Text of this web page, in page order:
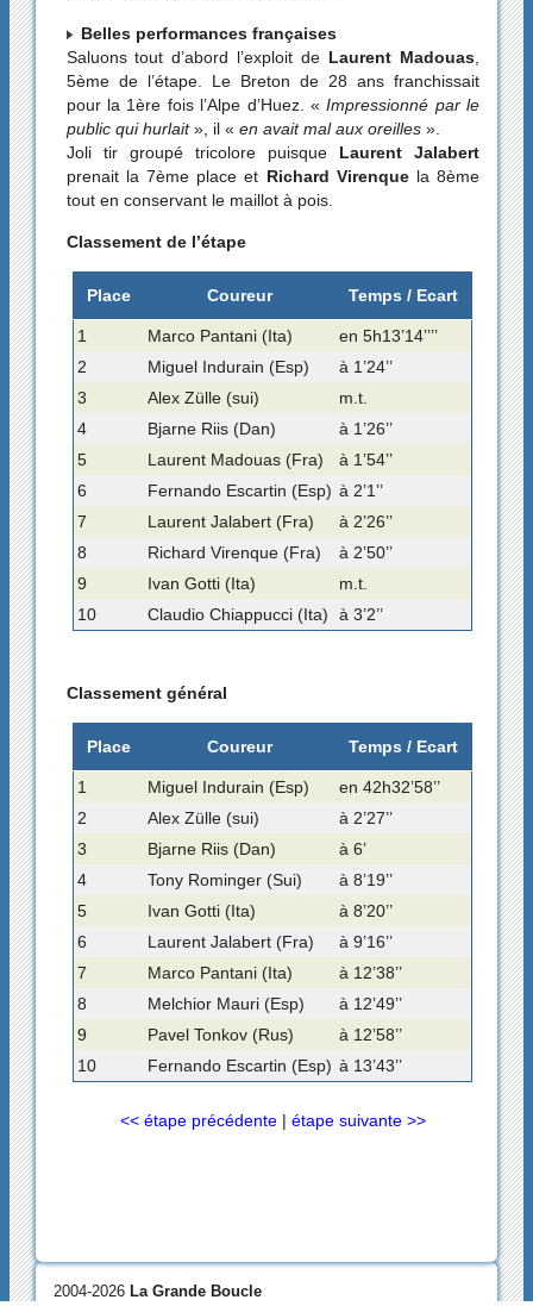
Belles performances françaises
Saluons tout d’abord l’exploit de Laurent Madouas,
5ème de l’étape. Le Breton de 28 ans franchissait
pour la 1ère fois l’Alpe d’Huez. «Impressionné par le
public qui hurlait», il « en avait mal aux oreilles».
Joli tir groupé tricolore puisque Laurent Jalabert
prenait la 7ème place et Richard Virenquela 8ème
tout en conservant le maillot à pois.
Classement de l’étape
Place Coureur Temps / Ecart
1 Marco Pantani (Ita)
en 5h13’14’’’’
2
Miguel Indurain (Esp)
à 1’24’’
3
Alex Zülle (sui)
m.t.
4
Bjarne Riis (Dan)
à 1’26’’
5
Laurent Madouas (Fra)
à 1’54’’
6
Fernando Escartin (Esp) à 2’1’’
7
Laurent Jalabert (Fra)
à 2’26’’
8
Richard Virenque (Fra)
à 2’50’’
9
Ivan Gotti (Ita)
m.t.
10
Claudio Chiappucci (Ita) à 3’2’’
Classement général
Place Coureur Temps / Ecart
1 Miguel Indurain (Esp)
en 42h32’58’’
2
Alex Zülle (sui)
à 2’27’’
3
Bjarne Riis (Dan)
à 6’
4
Tony Rominger (Sui)
à 8’19’’
5
Ivan Gotti (Ita)
à 8’20’’
6
Laurent Jalabert (Fra)
à 9’16’’
7
Marco Pantani (Ita)
à 12’38’’
8
Melchior Mauri (Esp)
à 12’49’’
9
Pavel Tonkov (Rus)
à 12’58’’
10
Fernando Escartin (Esp) à 13’43’’
<< étape précédente| étape suivante >>
2004-2026 La Grande Boucle